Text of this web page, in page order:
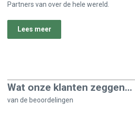
Partners van over de hele wereld.
Lees meer
Wat onze klanten zeggen...
van de beoordelingen